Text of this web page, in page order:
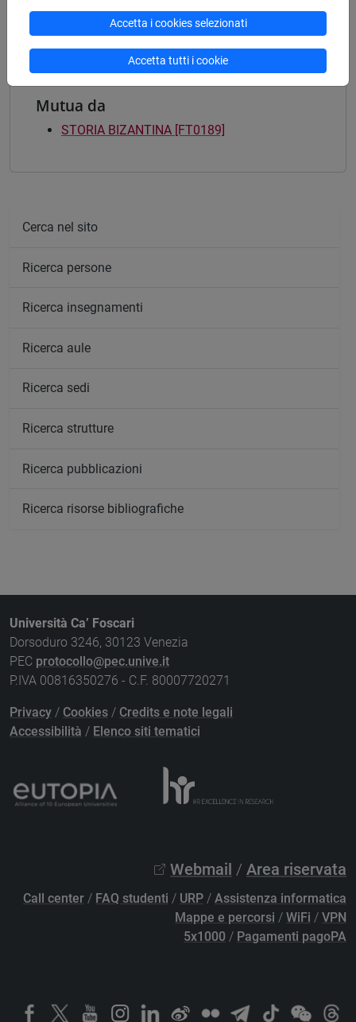
eurasia
Mutua da
STORIA BIZANTINA [FT0189]
Cerca nel sito
Ricerca persone
Ricerca insegnamenti
Ricerca aule
Ricerca sedi
Ricerca strutture
Ricerca pubblicazioni
Ricerca risorse bibliografiche
Università Ca’ Foscari
Dorsoduro 3246, 30123 Venezia
PEC protocollo@pec.unive.it
P.IVA 00816350276 - C.F. 80007720271
Privacy / Cookies / Credits e note legali
Accessibilità / Elenco siti tematici
Webmail / Area riservata
Call center / FAQ studenti / URP / Assistenza informatica
Mappe e percorsi / WiFi / VPN
5x1000 / Pagamenti pagoPA
Accetta i cookies selezionati
Accetta tutti i cookie